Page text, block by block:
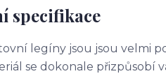
specifikace
legíny jsou jsou velmi
se dokonale přizpůsobí